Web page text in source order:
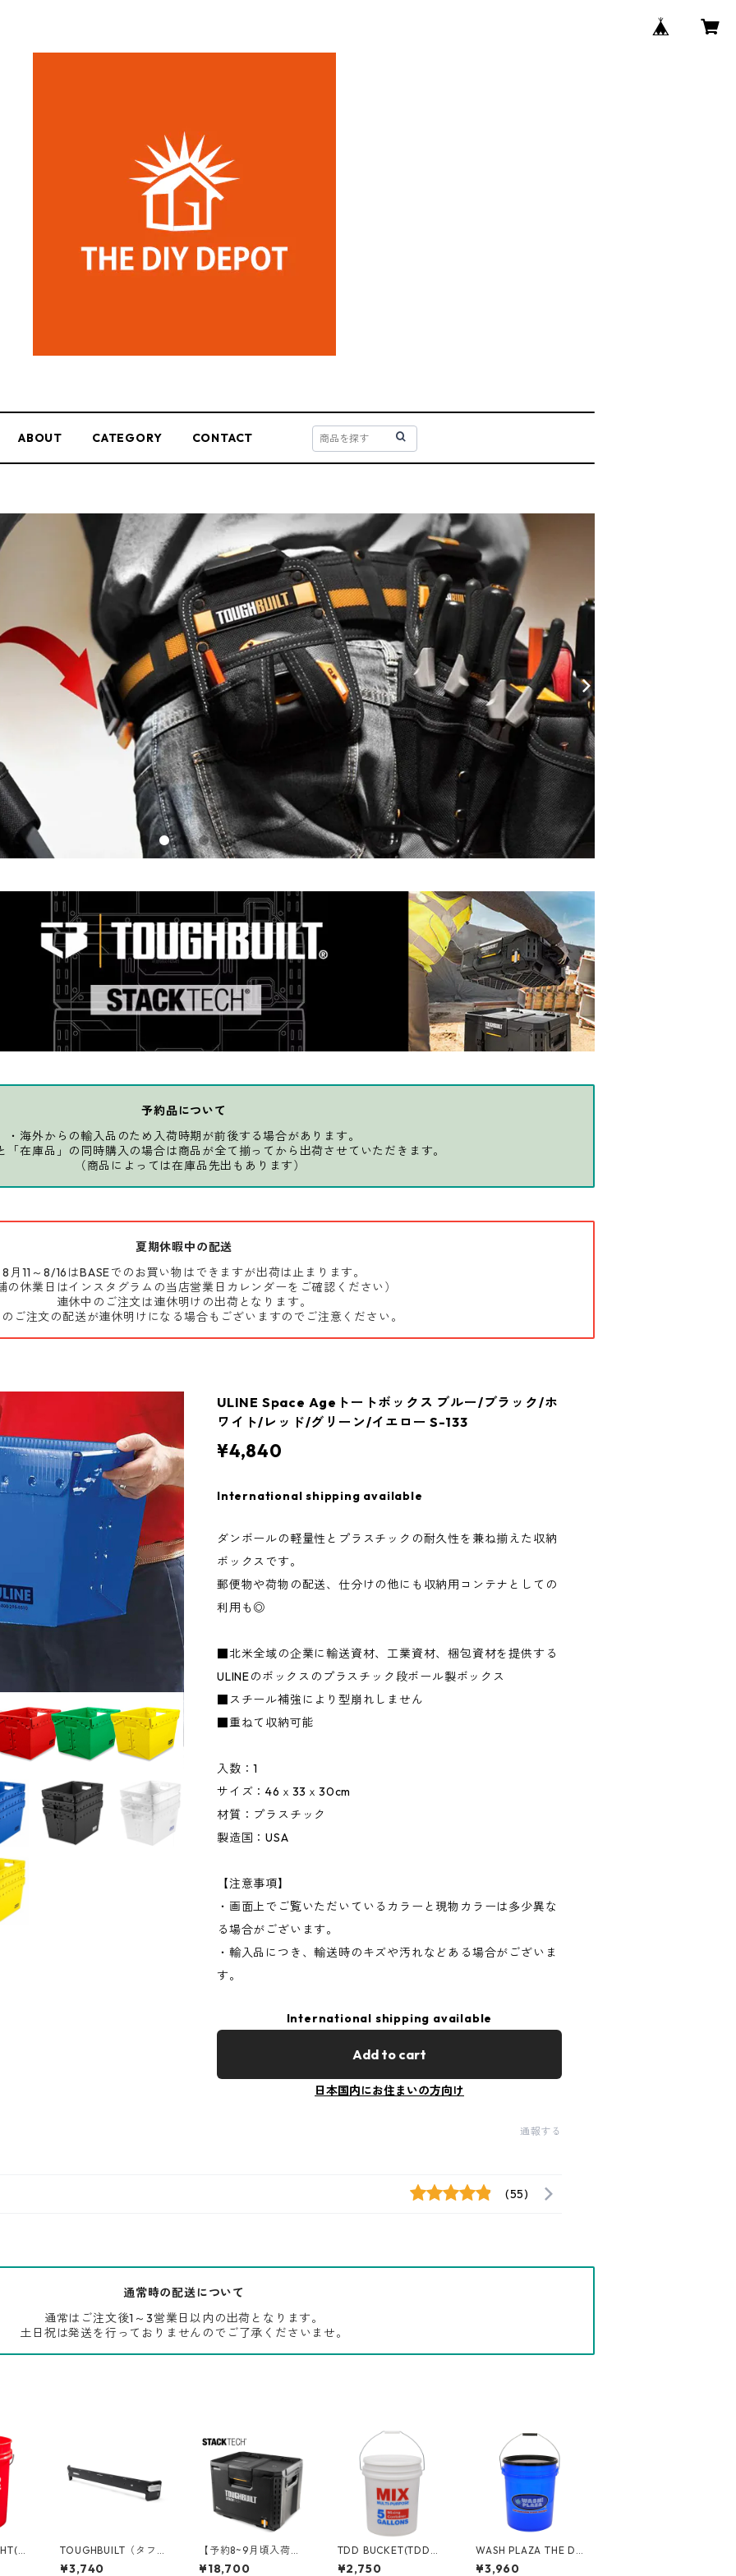
ABOUT CATEGORY CONTACT
予約品について
・海外からの輸入品のため入荷時期が前後する場合があります。
「在庫品」の同時購入の場合は商品が全て揃ってから出荷させていただきます。
（商品によっては在庫品先出もあります）
夏期休暇中の配送
8月11～8/16はBASEでのお買い物はできますが出荷は止まります。
の休業日はインスタグラムの当店営業日カレンダーをご確認ください）
連休中のご注文は連休明けの出荷となります。
ご注文の配送が連休明けになる場合もございますのでご注意ください。
ULINE Space Ageトートボックス ブルー/ブラック/ホ
ワイト/レッド/グリーン/イエロー S-133
¥4,840
International shipping available
ダンボールの軽量性とプラスチックの耐久性を兼ね揃えた収納
ボックスです。
郵便物や荷物の配送、仕分けの他にも収納用コンテナとしての
利用も◎
■北米全域の企業に輸送資材、工業資材、梱包資材を提供する
ULINEのボックスのプラスチック段ボール製ボックス
■スチール補強により型崩れしません
■重ねて収納可能
入数：1
サイズ：46ｘ33ｘ30cm
材質：プラスチック
製造国：USA
【注意事項】
・画面上でご覧いただいているカラーと現物カラーは多少異な
る場合がございます。
・輸入品につき、輸送時のキズや汚れなどある場合がございま
す。
International shipping available
Add to cart
日本国内にお住まいの方向け
通報する
(55)
通常時の配送について
通常はご注文後1～3営業日以内の出荷となります。
土日祝は発送を行っておりませんのでご了承くださいませ。
ハ
TOUGHBUILT（タフビ
ルト）STACK TECH(ス
¥3,740
【予約8~9月頃入荷】T
OUGHBUILT（タフビ
¥18,700
TDD BUCKET(TDDバ
ケット) 5ガロンバケツ
¥2,750
WASH PLAZA THE DI
Y DEPOT 5gal バケッ
¥3,960